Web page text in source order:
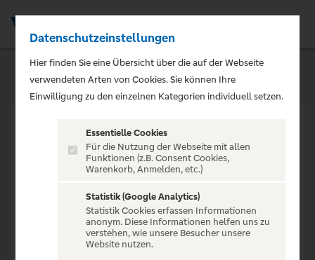
VERANSTALTUNG NICHT
GEFUNDEN
Datenschutzeinstellungen
Hier finden Sie eine Übersicht über die auf der Webseite
verwendeten Arten von Cookies. Sie können Ihre
Einwilligung zu den einzelnen Kategorien individuell setzen.
Essentielle Cookies
Für die Nutzung der Webseite mit allen
Funktionen (z.B. Consent Cookies,
Warenkorb, Anmelden, etc.)
Statistik (Google Analytics)
Statistik Cookies erfassen Informationen
anonym. Diese Informationen helfen uns zu
verstehen, wie unsere Besucher unsere
Website nutzen.